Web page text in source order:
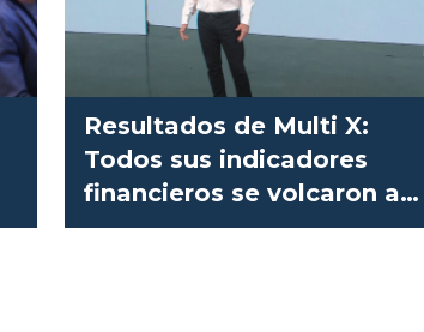
Resultados de Multi X:
Todos sus indicadores
financieros se volcaron a
terreno positivo